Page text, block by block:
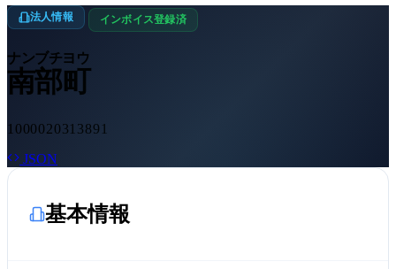
法人情報 インボイス登録済
南部町
ナンブチヨウ
1000020313891
JSON
基本情報